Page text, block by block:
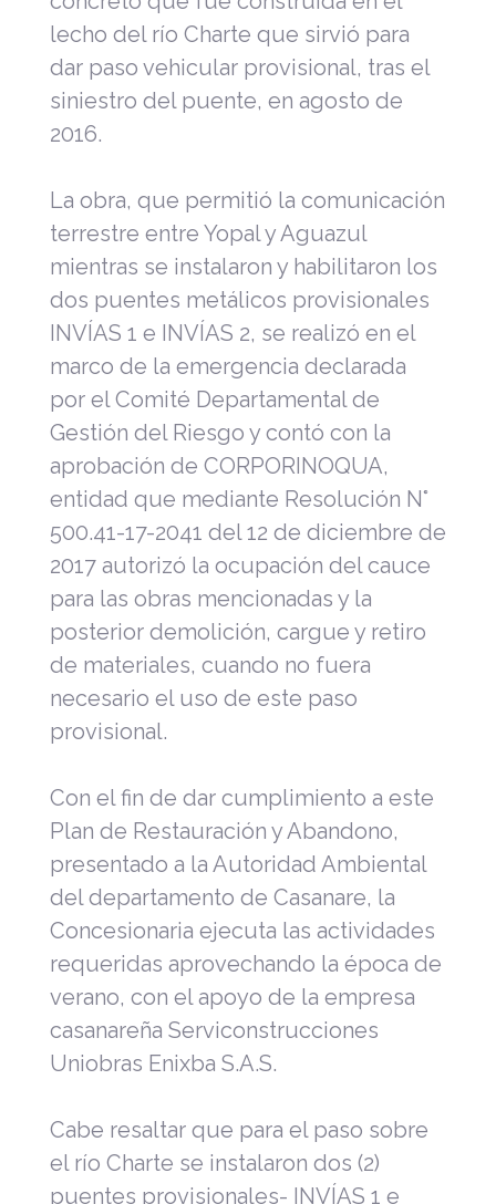
lecho del río Charte que sirvió para
dar paso vehicular provisional, tras el
siniestro del puente, en agosto de
2016.
La obra, que permitió la comunicación
terrestre entre Yopal y Aguazul
mientras se instalaron y habilitaron los
dos puentes metálicos provisionales
INVÍAS 1 e INVÍAS 2, se realizó en el
marco de la emergencia declarada
por el Comité Departamental de
Gestión del Riesgo y contó con la
aprobación de CORPORINOQUA,
entidad que mediante Resolución N°
500.41-17-2041 del 12 de diciembre de
2017 autorizó la ocupación del cauce
para las obras mencionadas y la
posterior demolición, cargue y retiro
de materiales, cuando no fuera
necesario el uso de este paso
provisional.
Con el fin de dar cumplimiento a este
Plan de Restauración y Abandono,
presentado a la Autoridad Ambiental
del departamento de Casanare, la
Concesionaria ejecuta las actividades
requeridas aprovechando la época de
verano, con el apoyo de la empresa
casanareña Serviconstrucciones
Uniobras Enixba S.A.S.
Cabe resaltar que para el paso sobre
el río Charte se instalaron dos (2)
puentes provisionales- INVÍAS 1 e